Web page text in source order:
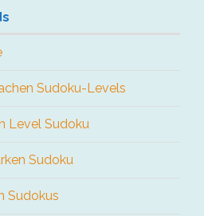
Sudoku-Levels
Level Sudoku
Sudoku
Sudokus